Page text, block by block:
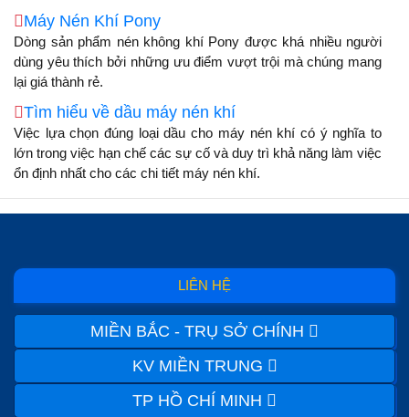
Máy Nén Khí Pony
Dòng sản phẩm nén không khí Pony được khá nhiều người
dùng yêu thích bởi những ưu điểm vượt trội mà chúng mang
lại giá thành rẻ.
Tìm hiểu về dầu máy nén khí
Việc lựa chọn đúng loại dầu cho máy nén khí có ý nghĩa to
lớn trong việc hạn chế các sự cố và duy trì khả năng làm việc
ổn định nhất cho các chi tiết máy nén khí.
LIÊN HỆ
MIỀN BẮC - TRỤ SỞ CHÍNH
KV MIỀN TRUNG
TP HỒ CHÍ MINH